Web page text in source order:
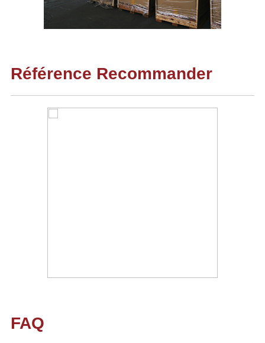
Référence Recommander
FAQ